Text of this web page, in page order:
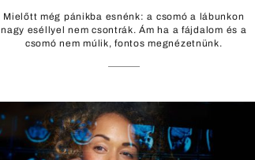
Mielőtt még pánikba esnénk: a csomó a lábunkon
nagy eséllyel nem csontrák. Ám ha a fájdalom és a
csomó nem múlik, fontos megnézetnünk.